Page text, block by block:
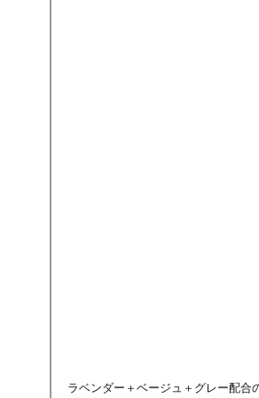
ラベンダー＋ベージュ＋グレー配合